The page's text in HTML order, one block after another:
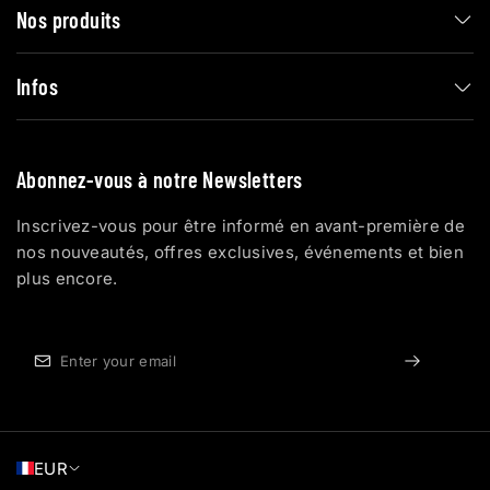
Nos produits
Infos
Abonnez-vous à notre Newsletters
Inscrivez-vous pour être informé en avant-première de
nos nouveautés, offres exclusives, événements et bien
plus encore.
EUR